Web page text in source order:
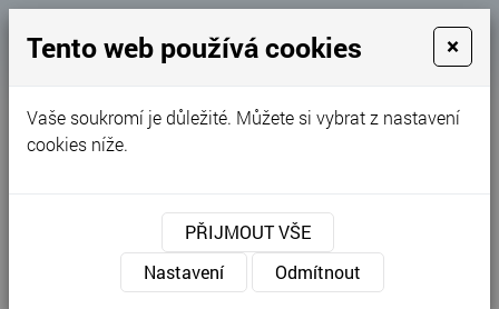
MENU
» Montérky »
Lacláče dámské zahradní vínové s růžičkami
Tento web používá cookies ×
Vaše soukromí je důležité. Můžete si vybrat z nastavení
cookies níže.
PŘIJMOUT VŠE
Nastavení
Odmítnout